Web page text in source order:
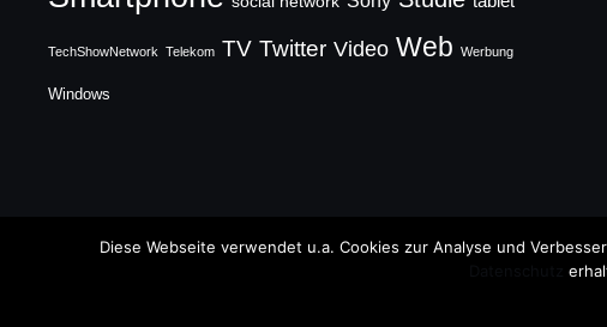
TechShowNetwork Telekom TV Twitter Video Web Werbung
Windows
Copyright © 2026 TechFieber Blog
Diese Webseite verwendet u.a. Cookies zur Analyse und